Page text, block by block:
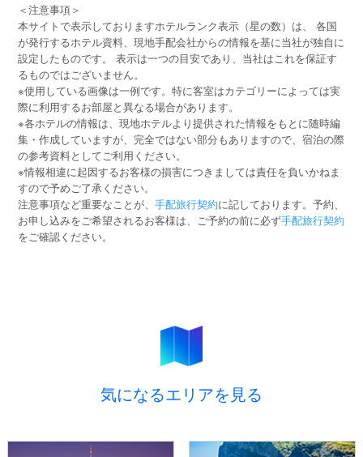
＜注意事項＞
本サイトで表示しておりますホテルランク表示（星の数）は、 各国
が発行するホテル資料、現地手配会社からの情報を基に当社が独自に
設定したものです。 表示は一つの目安であり、当社はこれを保証す
るものではございません。
※使用している画像は一例です。特に客室はカテゴリーによっては実
際に利用するお部屋と異なる場合があります。
※各ホテルの情報は、現地ホテルより提供された情報をもとに随時編
集・作成していますが、完全ではない部分もありますので、宿泊の際
の参考資料としてご利用ください。
※情報相違に起因するお客様の損害につきましては責任を負いかねま
すので予めご了承ください。
注意事項など重要なことが、手配旅行契約に記しております。予約、
お申し込みをご希望されるお客様は、ご予約の前に必ず手配旅行契約
をご確認ください。
気になるエリアを見る